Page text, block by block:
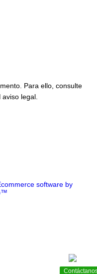
Para ello, consulte
legal.
software by